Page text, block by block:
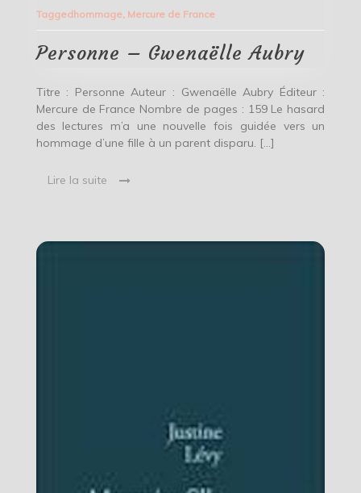
Taggedhommage, Mercure de France
Personne – Gwenaëlle Aubry
Titre : Personne Auteur : Gwenaëlle Aubry Éditeur :
Mercure de France Nombre de pages : 159 Le hasard
des lectures m’a une nouvelle fois guidée vers un
hommage d’une fille à un parent disparu. […]
Lire la suite